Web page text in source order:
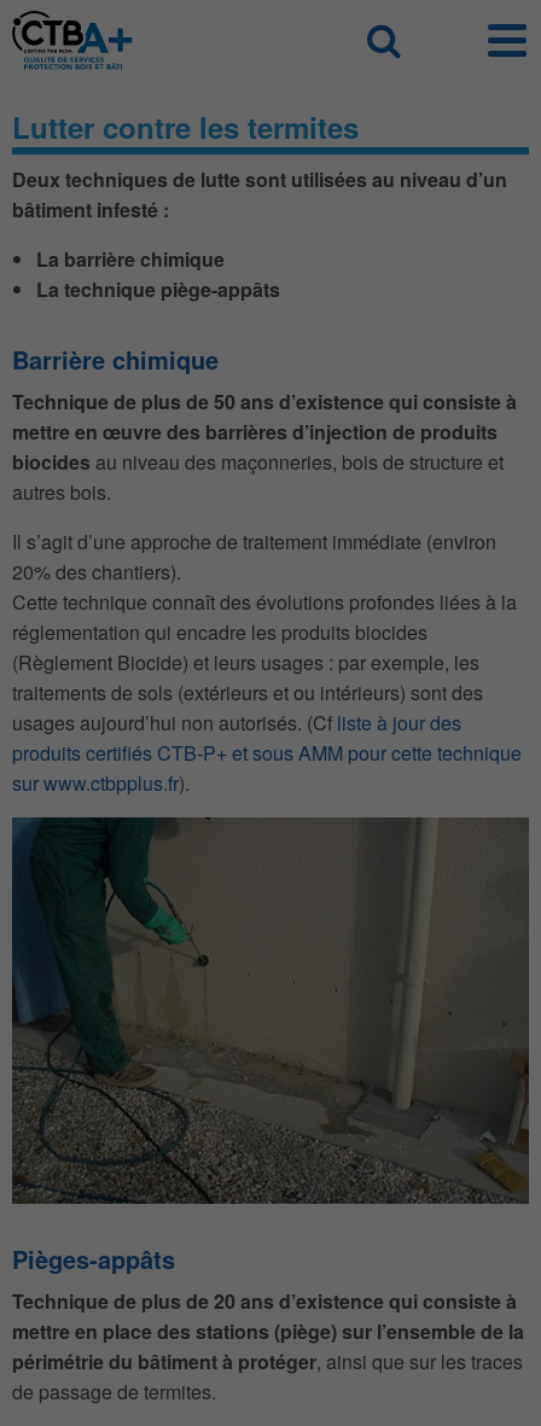
Panneau de gestion des cookies
Lutter contre les termites
Deux techniques de lutte sont utilisées au niveau d’un
bâtiment infesté :
La barrière chimique
La technique piège-appâts
Barrière chimique
Technique de plus de 50 ans d’existence qui consiste à
mettre en œuvre des barrières d’injection de produits
biocides au niveau des maçonneries, bois de structure et
autres bois.
Il s’agit d’une approche de traitement immédiate (environ
20% des chantiers).
Cette technique connaît des évolutions profondes liées à la
réglementation qui encadre les produits biocides
(Règlement Biocide) et leurs usages : par exemple, les
traitements de sols (extérieurs et ou intérieurs) sont des
usages aujourd’hui non autorisés. (Cf liste à jour des
produits certifiés CTB-P+ et sous AMM pour cette technique
sur www.ctbpplus.fr).
Pièges-appâts
Technique de plus de 20 ans d’existence qui consiste à
mettre en place des stations (piège) sur l’ensemble de la
périmétrie du bâtiment à protéger, ainsi que sur les traces
de passage de termites.